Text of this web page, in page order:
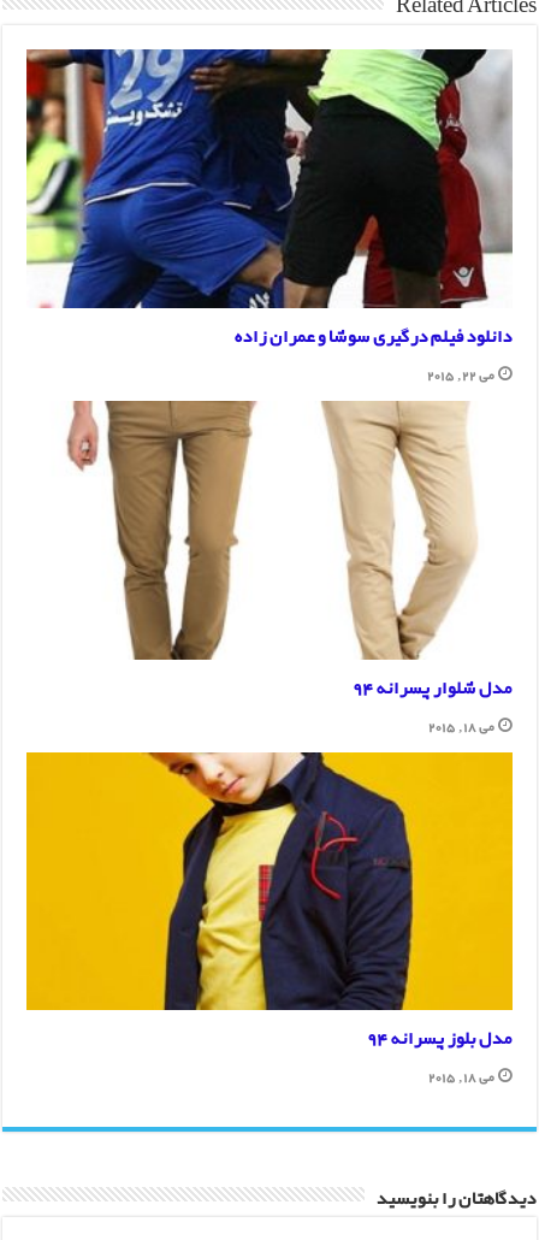
Related Articles
دانلود فیلم درگیری سوشا و عمران زاده
می 22, 2015
مدل شلوار پسرانه 94
می 18, 2015
مدل بلوز پسرانه 94
می 18, 2015
دیدگاهتان را بنویسید